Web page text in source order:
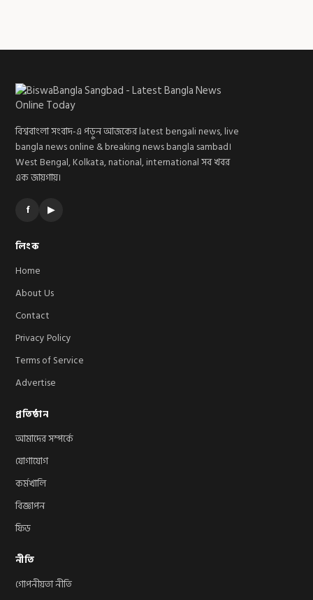
বিশ্ববাংলা সংবাদ-এ পড়ুন আজকের latest bengali news, live
bangla news online & breaking news bangla sambad।
West Bengal, Kolkata, national, international সব খবর
এক জায়গায়।
f ▶
লিংক
Home
About Us
Contact
Privacy Policy
Terms of Service
Advertise
প্রতিষ্ঠান
আমাদের সম্পর্কে
যোগাযোগ
কর্মখালি
বিজ্ঞাপন
ফিড
নীতি
গোপনীয়তা নীতি